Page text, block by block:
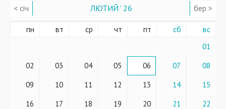
< січ ЛЮТИЙ ' 26 бер >
пн вт ср чт пт сб вс
01
02
03 04 05 06 07
08
09
10 11 12 13 14
15
16
17 18 19 20 21
22